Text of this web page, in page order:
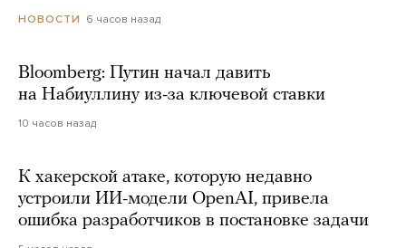
НОВОСТИ 6 часов назад
Bloomberg: Путин начал давить
на Набиуллину из-за ключевой ставки
10 часов назад
К хакерской атаке, которую недавно
устроили ИИ-модели OpenAI, привела
ошибка разработчиков в постановке задачи